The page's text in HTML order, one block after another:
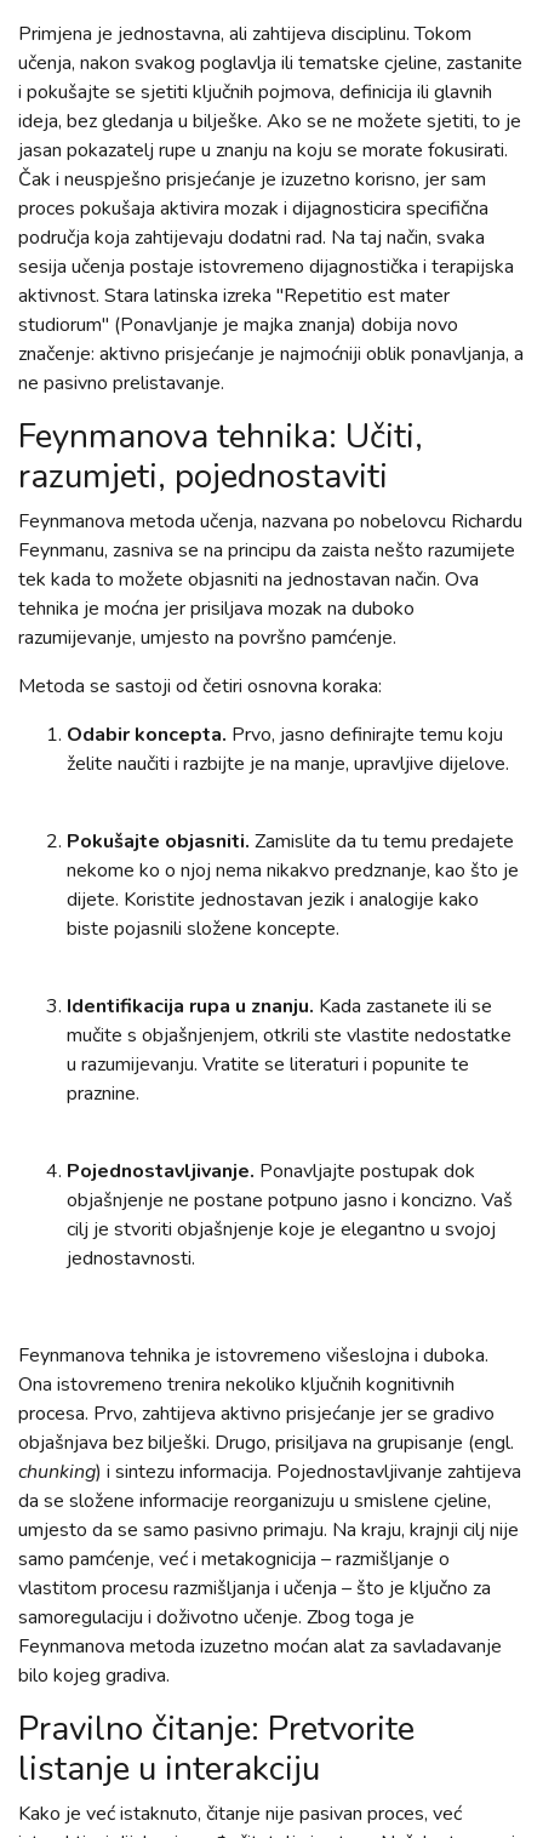
Primjena je jednostavna, ali zahtijeva disciplinu. Tokom
učenja, nakon svakog poglavlja ili tematske cjeline, zastanite
i pokušajte se sjetiti ključnih pojmova, definicija ili glavnih
ideja, bez gledanja u bilješke. Ako se ne možete sjetiti, to je
jasan pokazatelj rupe u znanju na koju se morate fokusirati.
Čak i neuspješno prisjećanje je izuzetno korisno, jer sam
proces pokušaja aktivira mozak i dijagnosticira specifična
područja koja zahtijevaju dodatni rad. Na taj način, svaka
sesija učenja postaje istovremeno dijagnostička i terapijska
aktivnost. Stara latinska izreka "Repetitio est mater
studiorum" (Ponavljanje je majka znanja) dobija novo
značenje: aktivno prisjećanje je najmoćniji oblik ponavljanja, a
ne pasivno prelistavanje.
Feynmanova tehnika: Učiti,
razumjeti, pojednostaviti
Feynmanova metoda učenja, nazvana po nobelovcu Richardu
Feynmanu, zasniva se na principu da zaista nešto razumijete
tek kada to možete objasniti na jednostavan način. Ova
tehnika je moćna jer prisiljava mozak na duboko
razumijevanje, umjesto na površno pamćenje.
Metoda se sastoji od četiri osnovna koraka:
Odabir koncepta. Prvo, jasno definirajte temu koju
želite naučiti i razbijte je na manje, upravljive dijelove.
Pokušajte objasniti. Zamislite da tu temu predajete
nekome ko o njoj nema nikakvo predznanje, kao što je
dijete. Koristite jednostavan jezik i analogije kako
biste pojasnili složene koncepte.
Identifikacija rupa u znanju. Kada zastanete ili se
mučite s objašnjenjem, otkrili ste vlastite nedostatke
u razumijevanju. Vratite se literaturi i popunite te
praznine.
Pojednostavljivanje. Ponavljajte postupak dok
objašnjenje ne postane potpuno jasno i koncizno. Vaš
cilj je stvoriti objašnjenje koje je elegantno u svojoj
jednostavnosti.
Feynmanova tehnika je istovremeno višeslojna i duboka.
Ona istovremeno trenira nekoliko ključnih kognitivnih
procesa. Prvo, zahtijeva aktivno prisjećanje jer se gradivo
objašnjava bez bilješki. Drugo, prisiljava na grupisanje (engl.
chunking) i sintezu informacija. Pojednostavljivanje zahtijeva
da se složene informacije reorganizuju u smislene cjeline,
umjesto da se samo pasivno primaju. Na kraju, krajnji cilj nije
samo pamćenje, već i metakognicija – razmišljanje o
vlastitom procesu razmišljanja i učenja – što je ključno za
samoregulaciju i doživotno učenje. Zbog toga je
Feynmanova metoda izuzetno moćan alat za savladavanje
bilo kojeg gradiva.
Pravilno čitanje: Pretvorite
listanje u interakciju
Kako je već istaknuto, čitanje nije pasivan proces, već